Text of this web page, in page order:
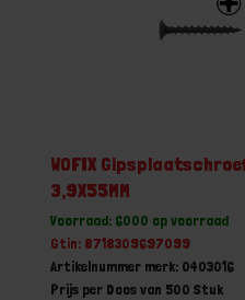
WOFIX
3,9X55MM
Voorraad: 6000 op voorraad
Gtin: 8718309697099
Artikelnummer merk: 0403016
Prijs per Doos van 500 Stuk